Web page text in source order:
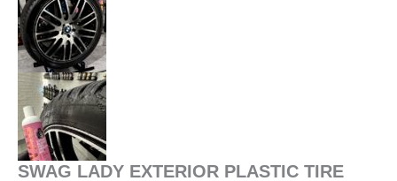
SWAG LADY EXTERIOR PLASTIC TIRE